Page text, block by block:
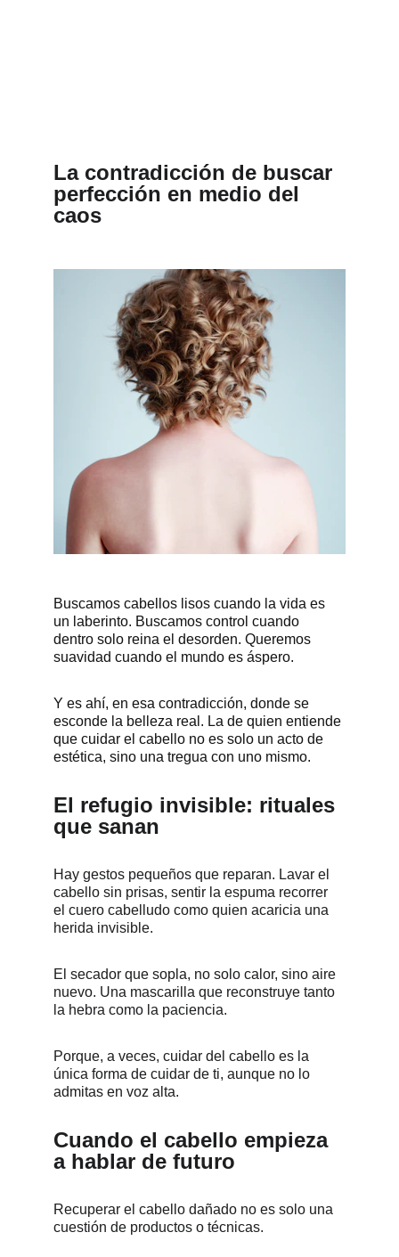
Buscamos cabellos lisos cuando la vida es
un laberinto. Buscamos control cuando
dentro solo reina el desorden. Queremos
suavidad cuando el mundo es áspero.
Y es ahí, en esa contradicción, donde se
esconde la belleza real. La de quien entiende
que cuidar el cabello no es solo un acto de
estética, sino una tregua con uno mismo.
El refugio invisible: rituales
que sanan
Hay gestos pequeños que reparan. Lavar el
cabello sin prisas, sentir la espuma recorrer
el cuero cabelludo como quien acaricia una
herida invisible.
El secador que sopla, no solo calor, sino aire
nuevo. Una mascarilla que reconstruye tanto
la hebra como la paciencia.
Porque, a veces, cuidar del cabello es la
única forma de cuidar de ti, aunque no lo
admitas en voz alta.
Cuando el cabello empieza
a hablar de futuro
Recuperar el cabello dañado no es solo una
cuestión de productos o técnicas.
La contradicción de buscar
perfección en medio del
caos